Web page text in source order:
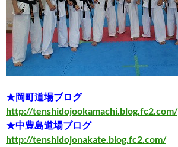
★岡町道場ブログ
http://tenshidojookamachi.blog.fc2.com/
★中豊島道場ブログ
http://tenshidojonakate.blog.fc2.com/